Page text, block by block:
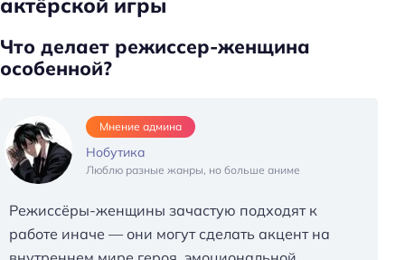
Что делает режиссер-женщина
особенной?
Мнение админа
Нобутика
Люблю разные жанры, но больше аниме
Режиссёры-женщины зачастую подходят к
работе иначе — они могут сделать акцент на